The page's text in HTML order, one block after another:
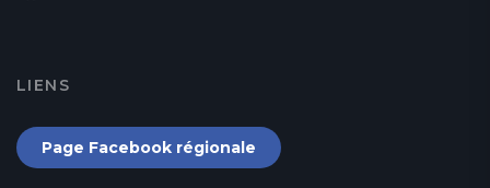
LIENS
Page Facebook régionale